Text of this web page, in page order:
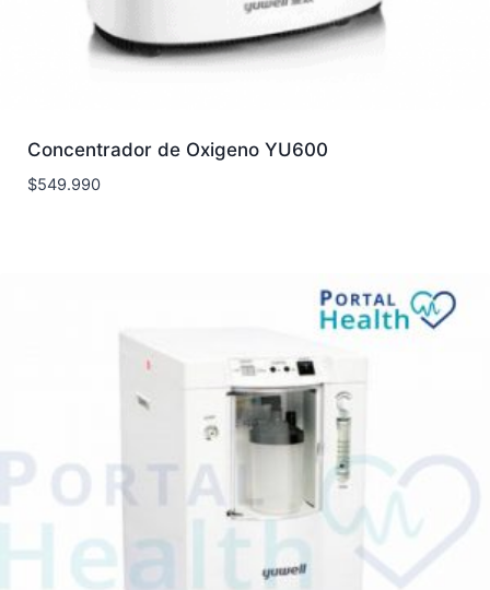
Concentrador de Oxigeno YU600
$549.990